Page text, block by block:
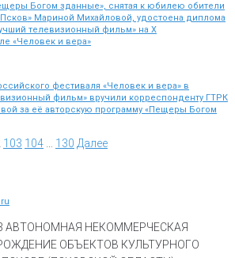
Богом зданные», снятая к юбилею обители
Мариной Михайловой, удостоена диплома
телевизионный фильм» на Х
«Человек и вера»
фестиваля «Человек и вера» в
фильм» вручили корреспонденту ГТРК
за её авторскую программу «Пещеры Богом
103 104 130 Далее
АВТОНОМНАЯ НЕКОММЕРЧЕСКАЯ
ОБЪЕКТОВ КУЛЬТУРНОГО